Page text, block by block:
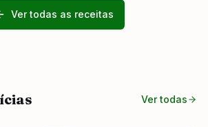
Ver todas as receitas
Ver todas